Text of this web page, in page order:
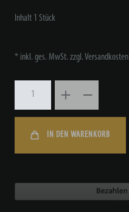
Inhalt 1 Stück
* inkl. ges. MwSt. zzgl.Versandkosten
IN DEN WARENKORB